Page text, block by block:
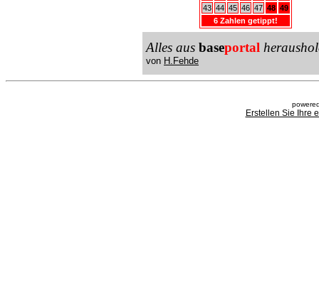
43 44 45 46 47 48 49
6 Zahlen getippt!
Alles aus baseportal
von H.Fehde
Erstellen Sie Ihre